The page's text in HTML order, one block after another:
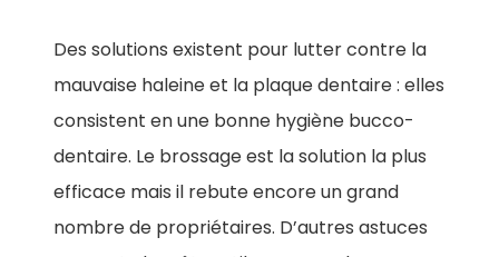
Des solutions existent pour lutter contre la
mauvaise haleine et la plaque dentaire : elles
consistent en une bonne hygiène bucco-
dentaire. Le brossage est la solution la plus
efficace mais il rebute encore un grand
nombre de propriétaires. D’autres astuces